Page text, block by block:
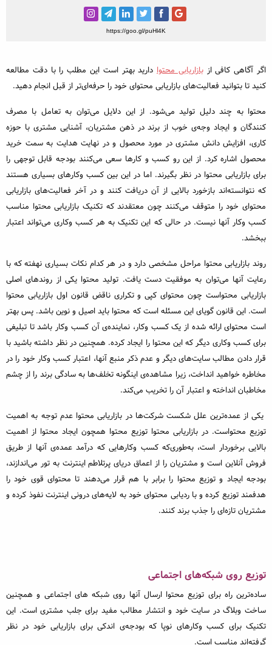
رپورتاژ آگهی
محبوب‌ترین
داغ‌ترین
https://goo.gl/puHl4K
اگر آگاهی کافی ازبازاریابی محتوادارید بهتر است این مطلب را با دقت مطالعه
کنید تا بتوانید فعالیت‌های بازاریابی محتوای خود را حرفه‌ای‌تر از قبل انجام دهید.
محتوا به چند دلیل تولید می‌شود. از این دلایل می‌توان به تعامل با مصرف
کنندگان و ایجاد وجه‌ی خوب از برند در ذهن مشتریان، آشنایی مشتری با حوزه
کاری، افزایش دانش مشتری در مورد محصول و در نهایت هدایت به سمت خرید
محصول اشاره کرد. از این رو کسب و کارها سعی می‌کنند بودجه قابل توجهی را
برای بازاریابی محتوا در نظر بگیرند. اما در این بین کسب وکارهای بسیاری هستند
که نتوانسته‌اند بازخورد بالایی از آن دریافت کنند و در آخر فعالیت‌های بازاریابی
محتوای خود را متوقف می‌کنند چون معتقدند که تکنیک بازاریابی محتوا مناسب
کسب وکار آنها نیست. در حالی که این تکنیک به هر کسب وکاری می‌تواند اعتبار
ببخشد.
روند بازاریابی محتوا مراحل مشخصی دارد و در هر کدام نکات بسیاری نهفته که با
رعایت آنها می‌توان به موفقیت دست یافت. تولید محتوا یکی از روندهای اصلی
بازاریابی محتواست چون محتوای کپی و تکراری ناقض قانون اول بازاریابی محتوا
است. این قانون گویای این مسئله است که محتوا باید اصیل و نوین باشد. پس بهتر
است محتوای ارائه شده از یک کسب وکار، نماینده‌ی آن کسب وکار باشد تا تبلیغی
برای کسب وکاری دیگر که این محتوا را ایجاد کرده. همچنین در نظر داشته باشید با
قرار دادن مطالب سایت‌های دیگر و عدم ذکر منبع آنها، اعتبار کسب وکار خود را در
مخاطره خواهید انداخت، زیرا مشاهده‌ی اینگونه تخلف‌ها به سادگی برند را از چشم
مخاطبان انداخته و اعتبار آن را تخریب می‌کند.
یکی از عمده‌ترین علل شکست شرکت‌ها در بازاریابی محتوا عدم توجه به اهمیت
توزیع محتواست. در بازاریابی محتوا توزیع محتوا همچون ایجاد محتوا از اهمیت
بالایی برخوردار است، به‌طوری‌که کسب وکارهایی که درآمد عمده‌ی آنها از طریق
فروش آنلاین است و مشتریان را از اعماق دریای پرتلاطم اینترنت به تور می‌اندازند،
بودجه ایجاد و توزیع محتوا را برابر با هم قرار می‌دهند تا محتوای قوی خود را
هدفمند توزیع کرده و با ردیابی محتوای خود به لایه‌های درونی اینترنت نفوذ کرده و
مشتریان تازه‌ای را جذب برند کنند.
توزیع روی شبکه‌های اجتماعی
ساده‌ترین راه برای توزیع محتوا ارسال آنها روی شبکه های اجتماعی و همچنین
ساخت وبلاگ در سایت خود و انتشار مطالب مفید برای جلب مشتری است. این
تکنیک برای کسب وکارهای نوپا که بودجه‌ی اندکی برای بازاریابی خود در نظر